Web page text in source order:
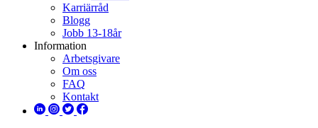
Karriärråd
Blogg
Jobb 13-18år
Information
Arbetsgivare
Om oss
FAQ
Kontakt